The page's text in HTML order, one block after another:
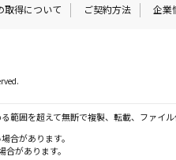
取得について ご契約方法 企業
範囲を超えて無断で複製、転載、ファイル
合があります。
があります。